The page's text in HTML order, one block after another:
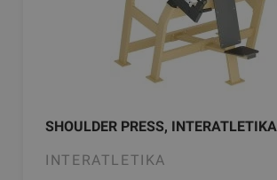
SHOULDER PRESS, INTERATLETIKA
INTERATLETIKA